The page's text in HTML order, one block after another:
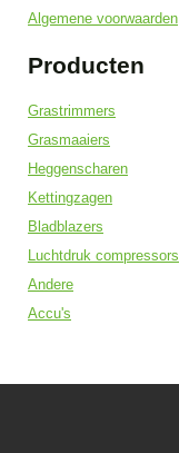
Algemene voorwaarden
Producten
Grastrimmers
Grasmaaiers
Heggenscharen
Kettingzagen
Bladblazers
Luchtdruk compressors
Andere
Accu's